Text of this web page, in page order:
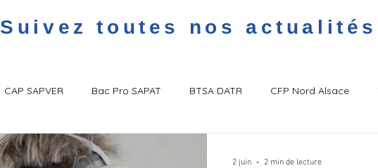
Suivez toutes nos
CAP SAPVER Bac Pro SAPAT BTSA DATR CFP Nord Alsace
2 juin 2 min de lecture